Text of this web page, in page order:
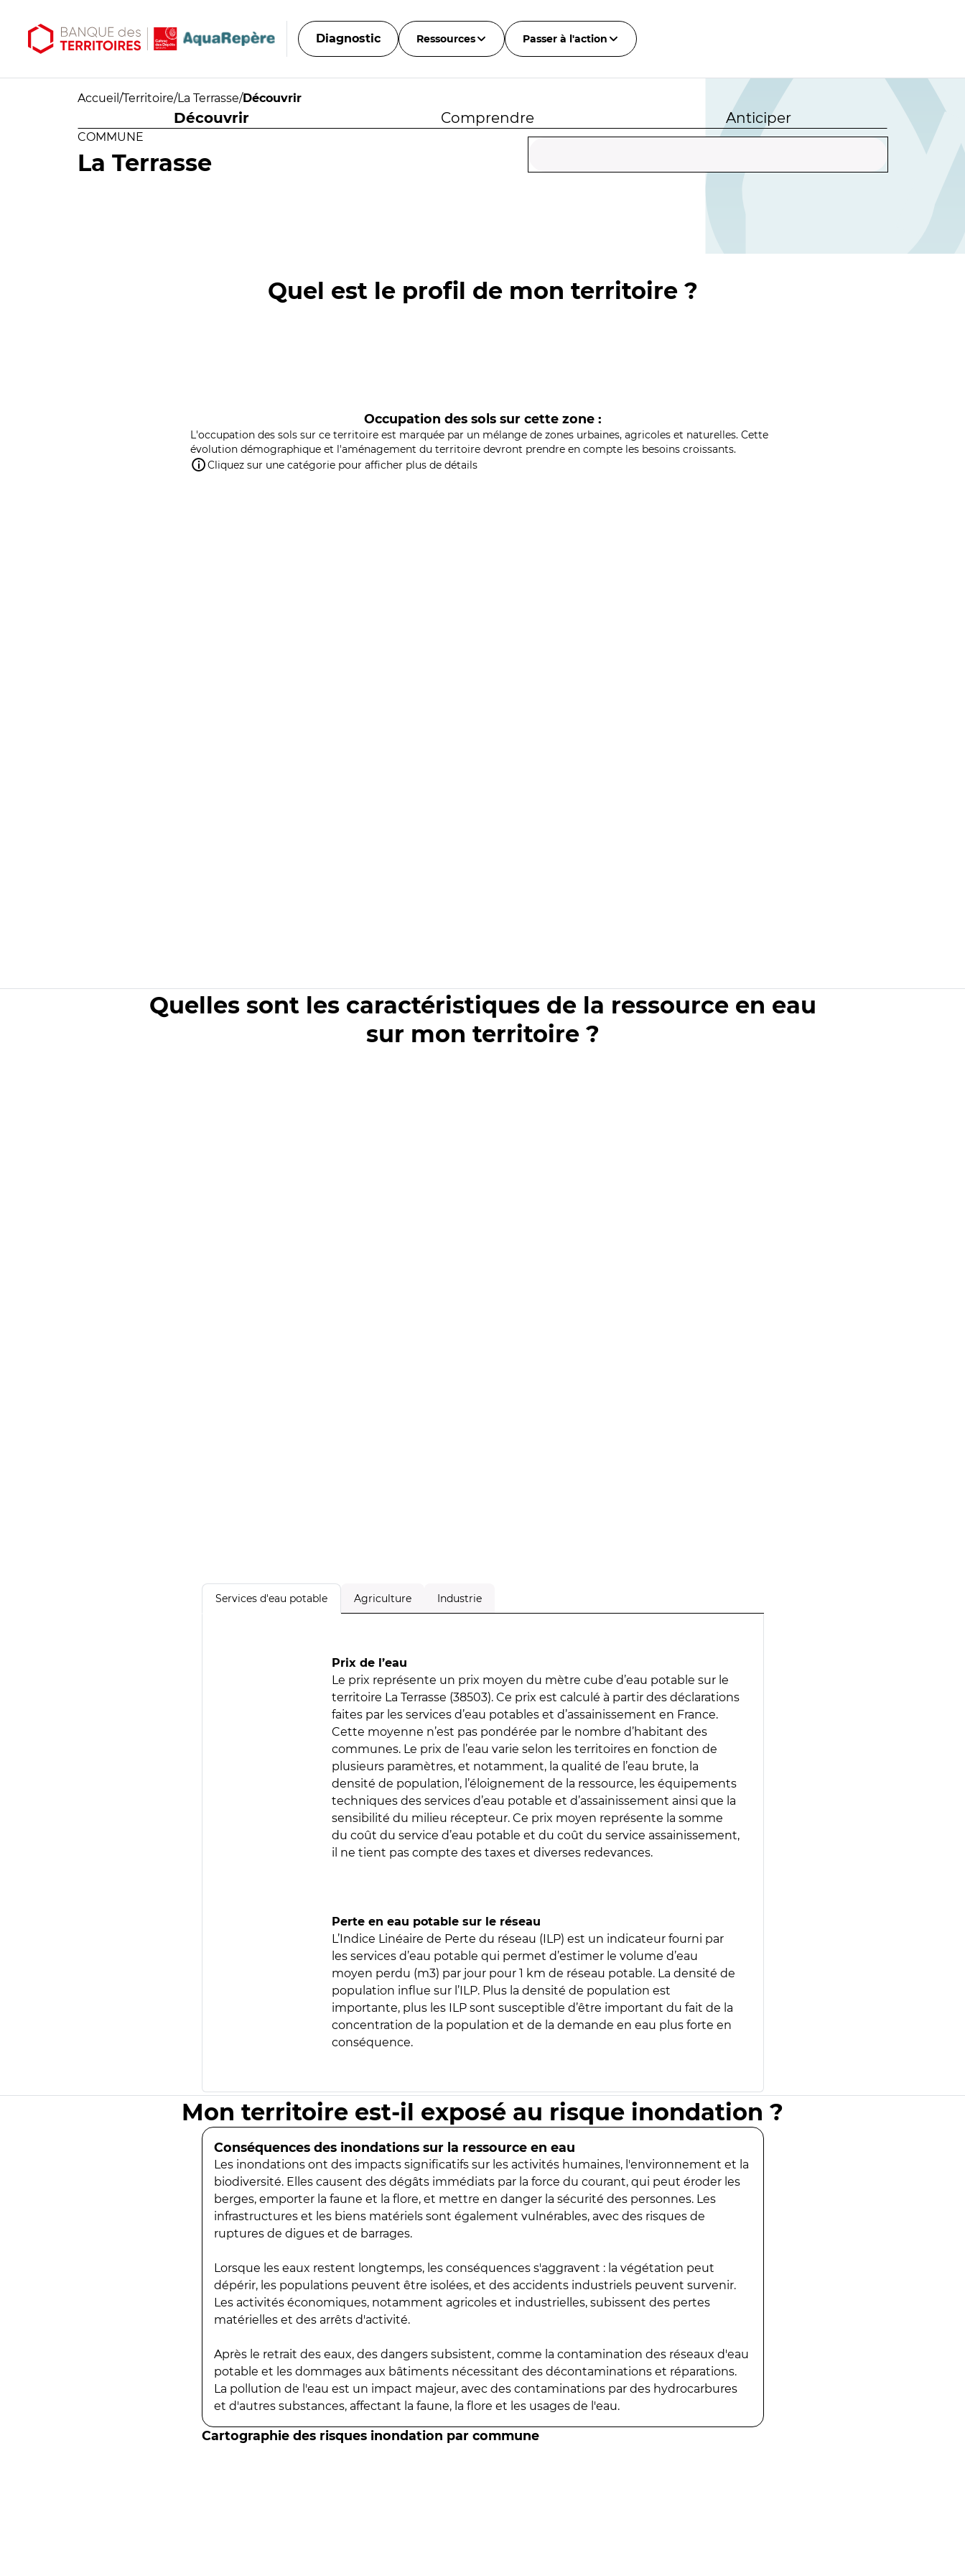
Diagnostic Ressources Passer à l'action
Accueil /Territoire/La Terrasse/Découvrir
Découvrir Comprendre Anticiper
COMMUNE
La Terrasse
Quel est le profil de mon territoire ?
Occupation des sols sur cette zone :
L'occupation des sols sur ce territoire est marquée par un mélange de zones urbaines, agricoles et naturelles. Cette
évolution démographique et l'aménagement du territoire devront prendre en compte les besoins croissants.
Cliquez sur une catégorie pour afficher plus de détails
Quelles sont les caractéristiques de la ressource en eau
sur mon territoire ?
Services d'eau potable Agriculture Industrie
Prix de l’eau
Le prix représente un prix moyen du mètre cube d’eau potable sur le
territoire La Terrasse (38503). Ce prix est calculé à partir des déclarations
faites par les services d’eau potables et d’assainissement en France.
Cette moyenne n’est pas pondérée par le nombre d’habitant des
communes. Le prix de l’eau varie selon les territoires en fonction de
plusieurs paramètres, et notamment, la qualité de l’eau brute, la
densité de population, l’éloignement de la ressource, les équipements
techniques des services d’eau potable et d’assainissement ainsi que la
sensibilité du milieu récepteur. Ce prix moyen représente la somme
du coût du service d’eau potable et du coût du service assainissement,
il ne tient pas compte des taxes et diverses redevances.
Perte en eau potable sur le réseau
L’Indice Linéaire de Perte du réseau (ILP) est un indicateur fourni par
les services d’eau potable qui permet d’estimer le volume d’eau
moyen perdu (m3) par jour pour 1 km de réseau potable. La densité de
population influe sur l’ILP. Plus la densité de population est
importante, plus les ILP sont susceptible d’être important du fait de la
concentration de la population et de la demande en eau plus forte en
conséquence.
Mon territoire est-il exposé au risque inondation ?
Conséquences des inondations sur la ressource en eau
Les inondations ont des impacts significatifs sur les activités humaines, l'environnement et la
biodiversité. Elles causent des dégâts immédiats par la force du courant, qui peut éroder les
berges, emporter la faune et la flore, et mettre en danger la sécurité des personnes. Les
infrastructures et les biens matériels sont également vulnérables, avec des risques de
ruptures de digues et de barrages.
Lorsque les eaux restent longtemps, les conséquences s'aggravent : la végétation peut
dépérir, les populations peuvent être isolées, et des accidents industriels peuvent survenir.
Les activités économiques, notamment agricoles et industrielles, subissent des pertes
matérielles et des arrêts d'activité.
Après le retrait des eaux, des dangers subsistent, comme la contamination des réseaux d'eau
potable et les dommages aux bâtiments nécessitant des décontaminations et réparations.
La pollution de l'eau est un impact majeur, avec des contaminations par des hydrocarbures
et d'autres substances, affectant la faune, la flore et les usages de l'eau.
Cartographie des risques inondation par commune